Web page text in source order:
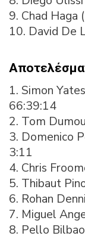
9. Chad Haga
10. David De
1. Simon
66:39:14
2. Tom
3. Domenico
3:11
4. Chris
5. Thibaut
6. Rohan
7. Miguel
8. Pello